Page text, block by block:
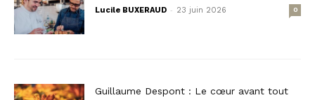
Lucile BUXERAUD - 23 juin 2026 0
Guillaume Despont : Le cœur avant tout